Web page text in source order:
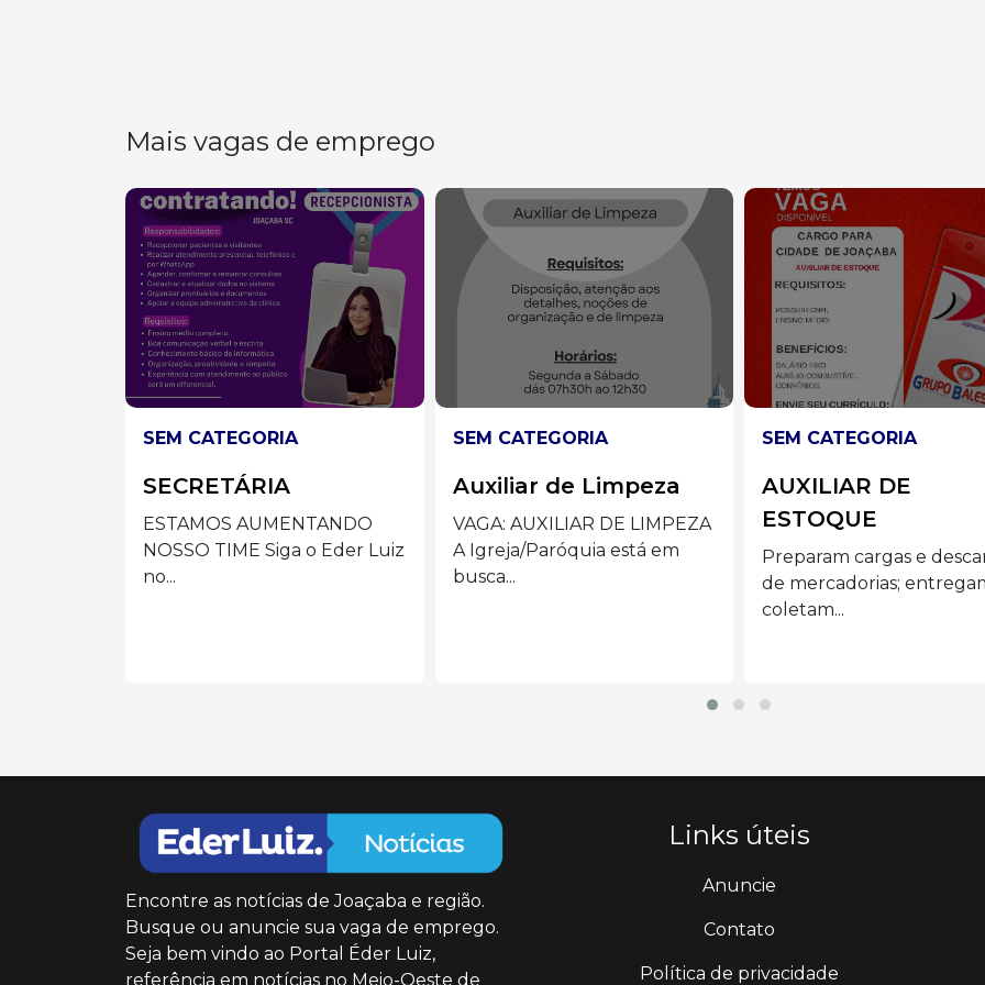
Mais vagas de emprego
SEM CATEGORIA
Auxiliar de Limpeza
VAGA: AUXILIAR DE LIMPEZA
A Igreja/Paróquia está em
busca...
SEM CATEGORIA
AUXILIAR DE
ESTOQUE
Preparam cargas e descargas
de mercadorias; entregam e
SEM CATEGORIA
Auxiliar de Cozinha
Preferencialmente
acima de 40 anos com
disponibilidade de...
Encontre as notícias de Joaçaba e região.
Busque ou anuncie sua vaga de emprego.
Seja bem vindo ao Portal Éder Luiz,
referência em notícias no Meio-Oeste de
Links úteis
Anuncie
Contato
Política de privacidade